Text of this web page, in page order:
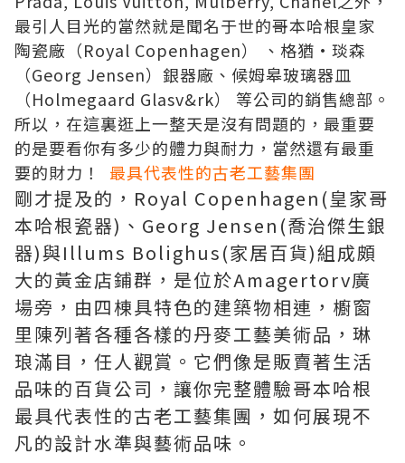
最引人目光的當然就是聞名于世的哥本哈根皇家
陶瓷廠（Royal Copenhagen） 、格猶•琰森
（Georg Jensen）銀器廠、候姆皋玻璃器皿
（Holmegaard Glasv&rk） 等公司的銷售總部。
所以，在這裏逛 上一整天是沒有問題的 ，最重要
的是要看你有多少的體力與耐力，當然還有最重
要的財力！
最具代表性的古老工藝集團
剛才提及的， Royal Copenhagen (皇家哥
本哈根瓷器)、 Georg Jensen (喬治傑生銀
器)與Illums Bolighus(家居百貨)組成頗
大的黃金店鋪群，是位於Amagertorv廣
場旁，由四棟具特色的建築物相連， 櫥窗
里陳列著各種各樣的丹麥工藝美術品，琳
琅滿目，任人觀賞。 它們像是販賣著生活
品味的百貨公司，讓你完整體驗哥本哈根
最具代表性的古老工藝集團，如何展現不
凡的設計水準與藝術品味。